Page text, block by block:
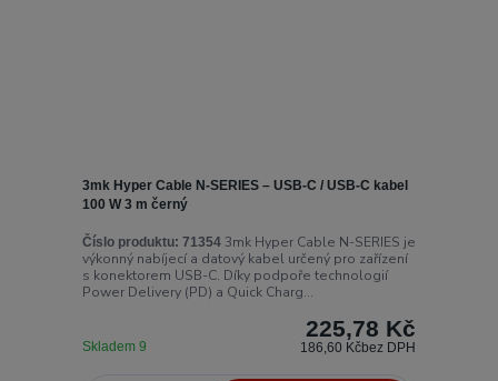
3mk Hyper Cable N-SERIES – USB-C / USB-C kabel
100 W 3 m černý
Číslo produktu: 713543mk Hyper Cable N-SERIES je
výkonný nabíjecí a datový kabel určený pro zařízení
s konektorem USB-C. Díky podpoře technologií
Power Delivery (PD) a Quick Charg...
225,78 Kč
186,60 Kčbez DPH
Skladem 9